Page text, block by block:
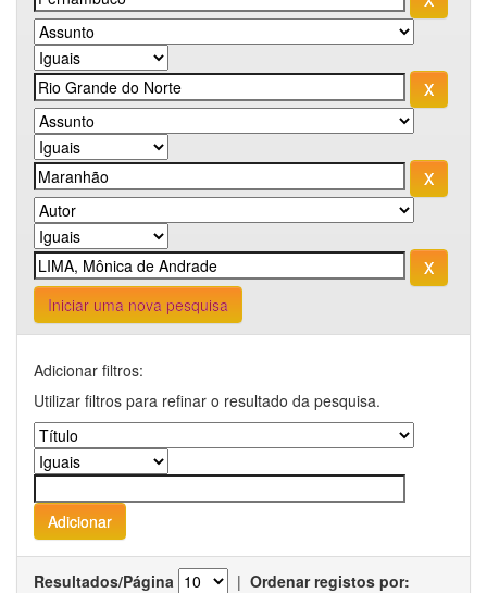
Iniciar uma nova pesquisa
Adicionar filtros:
Utilizar filtros para refinar o resultado da pesquisa.
Resultados/Página | Ordenar registos por: